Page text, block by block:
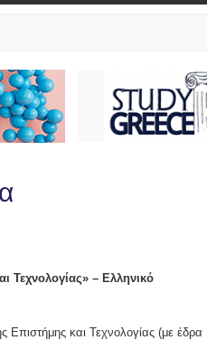
2023!
Τεχνολογίας» – Ελληνικό
Επιστήμης και Τεχνολογίας (με έδρα